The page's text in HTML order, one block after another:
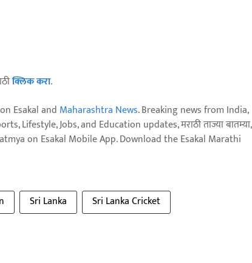
क्लिक करा.
Esakal and Maharashtra News. Breaking news from India,
Lifestyle, Jobs, and Education updates, मराठी ताज्या बातम्या,
batmya on Esakal Mobile App. Download the Esakal Marathi
Sri Lanka
Sri Lanka Cricket